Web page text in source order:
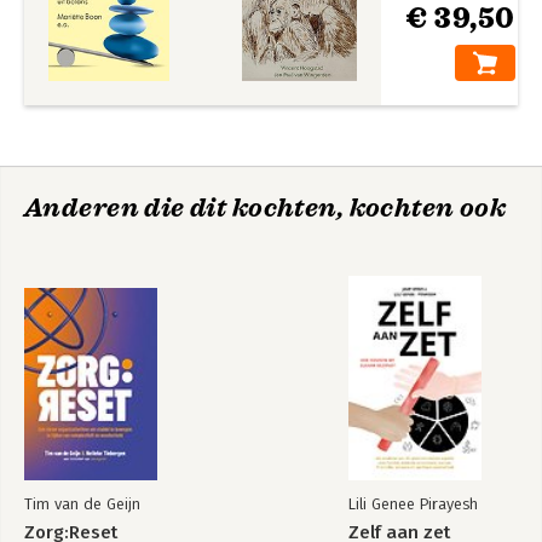
€ 39,50
Anderen die dit kochten, kochten ook
Tim van de Geijn
Zorg:Reset
Lili Genee Pirayesh
Zelf aan zet